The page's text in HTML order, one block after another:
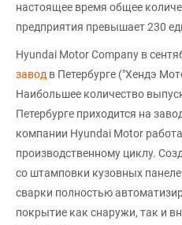
настоящее время общее
предприятия превышает 230
Hyundai Motor Company в
завод в Петербурге ("Хендэ
Наибольшее количество
Петербурге приходится на
компании Hyundai Motor
производственному циклу.
со штамповки кузовных
сварки полностью
покрытие как снаружи, так и